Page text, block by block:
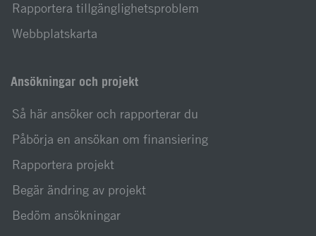
Rapportera tillgänglighetsproblem
Webbplatskarta
Ansökningar och projekt
Så här ansöker och rapporterar du
Påbörja en ansökan om finansiering
Rapportera projekt
Begär ändring av projekt
Bedöm ansökningar